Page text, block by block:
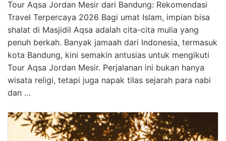
Tour Aqsa Jordan Mesir dari Bandung: Rekomendasi
Travel Terpercaya 2026 Bagi umat Islam, impian bisa
shalat di Masjidil Aqsa adalah cita-cita mulia yang
penuh berkah. Banyak jamaah dari Indonesia, termasuk
kota Bandung, kini semakin antusias untuk mengikuti
Tour Aqsa Jordan Mesir. Perjalanan ini bukan hanya
wisata religi, tetapi juga napak tilas sejarah para nabi
dan …